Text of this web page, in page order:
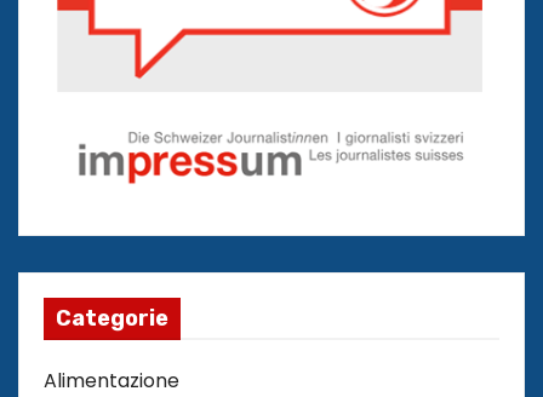
Categorie
Alimentazione